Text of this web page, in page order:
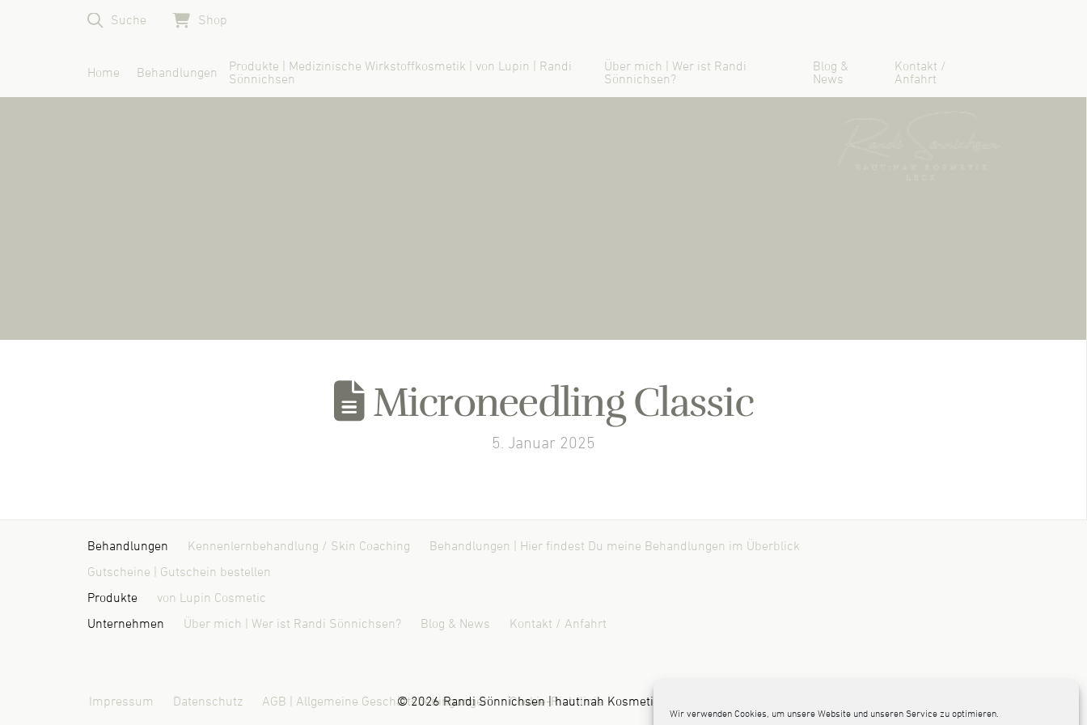
Wir verwenden Cookies, um unsere Website und unseren Service zu optimieren.
Suche Shop
Home Behandlungen
Produkte | Medizinische Wirkstoffkosmetik | von Lupin | Randi
Sönnichsen
Über mich | Wer ist Randi
Sönnichsen?
Blog &
News
Kontakt /
Anfahrt
Microneedling Classic
5. Januar 2025
Behandlungen Kennenlernbehandlung / Skin Coaching
Behandlungen | Hier findest Du meine Behandlungen im Überblick
Gutscheine | Gutschein bestellen
Produkte
von Lupin Cosmetic
Unternehmen
Über mich | Wer ist Randi Sönnichsen? Blog & News Kontakt / Anfahrt
Impressum Datenschutz AGB | Allgemeine Geschäftsbedingungen Cookie-Richtlinie
© 2026 Randi Sönnichsen | haut:nah Kosmetik Leck